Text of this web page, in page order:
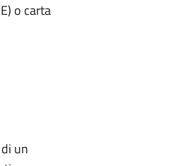
o carta
un